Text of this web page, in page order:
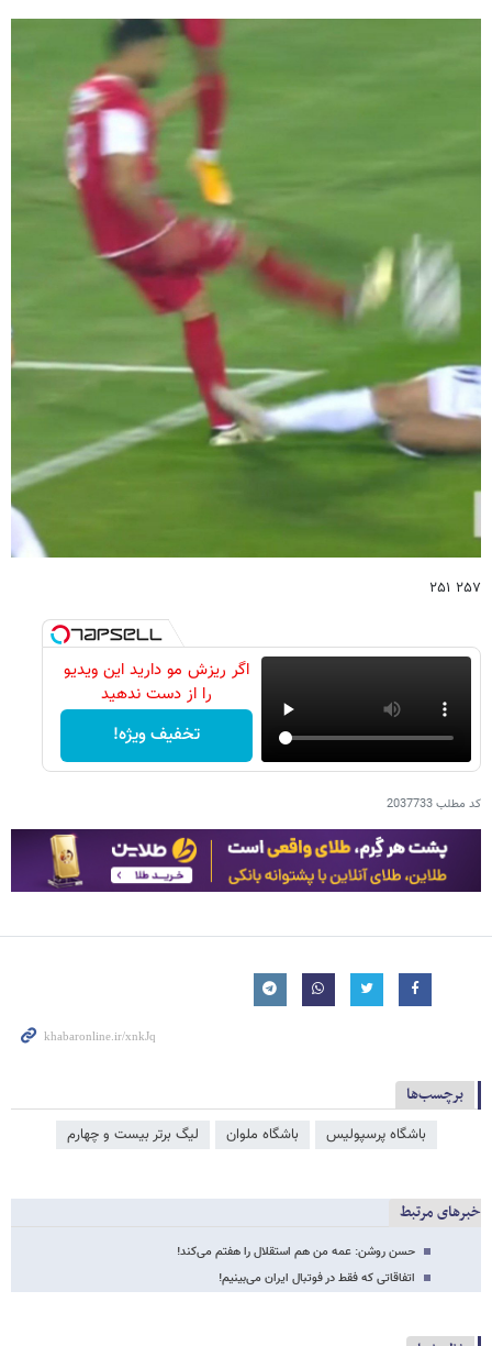
۲۵۷ ۲۵۱
اگر ریزش مو دارید این ویدیو
را از دست ندهید
تخفیف ویژه!
کد مطلب2037733
برچسب‌ها
باشگاه پرسپولیس باشگاه ملوان لیگ برتر بیست و چهارم
خبرهای مرتبط
حسن روشن: عمه من هم استقلال را هفتم می‌کند!
اتفاقاتی که فقط در فوتبال ایران می‌بینیم!